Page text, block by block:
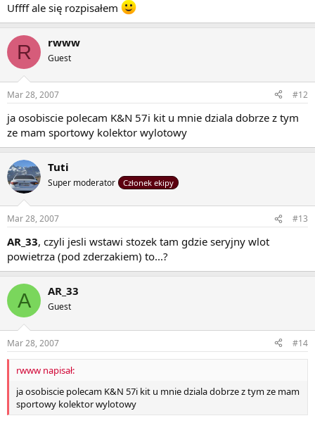
Uffff ale się rozpisałem
R rwww
Guest
Mar 28, 2007 #12
ja osobiscie polecam K&N 57i kit u mnie dziala dobrze z tym
ze mam sportowy kolektor wylotowy
Tuti
Super moderator Członek ekipy
Mar 28, 2007 #13
AR_33, czyli jesli wstawi stozek tam gdzie seryjny wlot
powietrza (pod zderzakiem) to...?
A AR_33
Guest
Mar 28, 2007 #14
rwww napisał:
ja osobiscie polecam K&N 57i kit u mnie dziala dobrze z tym ze mam
sportowy kolektor wylotowy